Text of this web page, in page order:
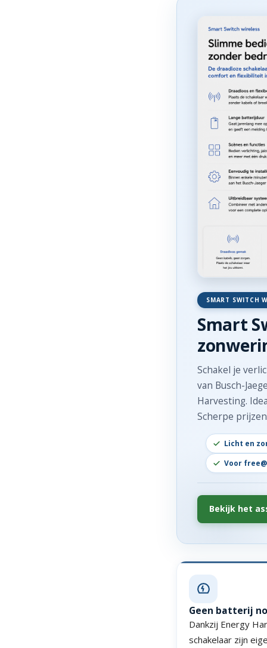
SMART SWITCH
Smart
Schakel je
van Busch-
Harvesting.
Scherpe
Licht en
Voor
Bekijk het
Geen batterij
Dankzij Energy
schakelaar zijn